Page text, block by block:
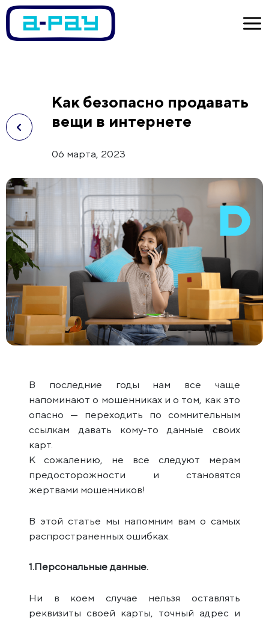
Как безопасно продавать
вещи в интернете
06 марта, 2023
В последние годы нам все чаще
напоминают о мошенниках и о том, как это
опасно — переходить по сомнительным
ссылкам давать кому-то данные своих
карт.
К сожалению, не все следуют мерам
предосторожности и становятся
жертвами мошенников!
В этой статье мы напомним вам о самых
распространенных ошибках.
1.Персональные данные.
Ни в коем случае нельзя оставлять
реквизиты своей карты, точный адрес и